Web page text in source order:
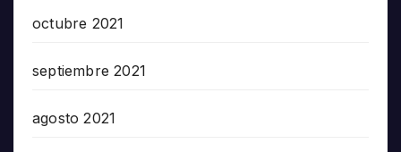
octubre 2021
septiembre 2021
agosto 2021